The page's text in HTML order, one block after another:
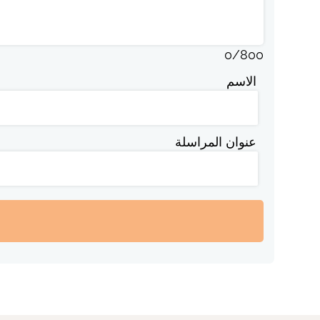
0/800
الاسم
عنوان المراسلة